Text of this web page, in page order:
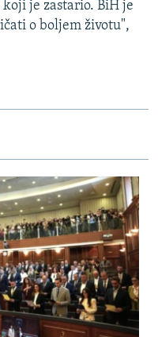
je zastario. BiH je
o boljem životu",